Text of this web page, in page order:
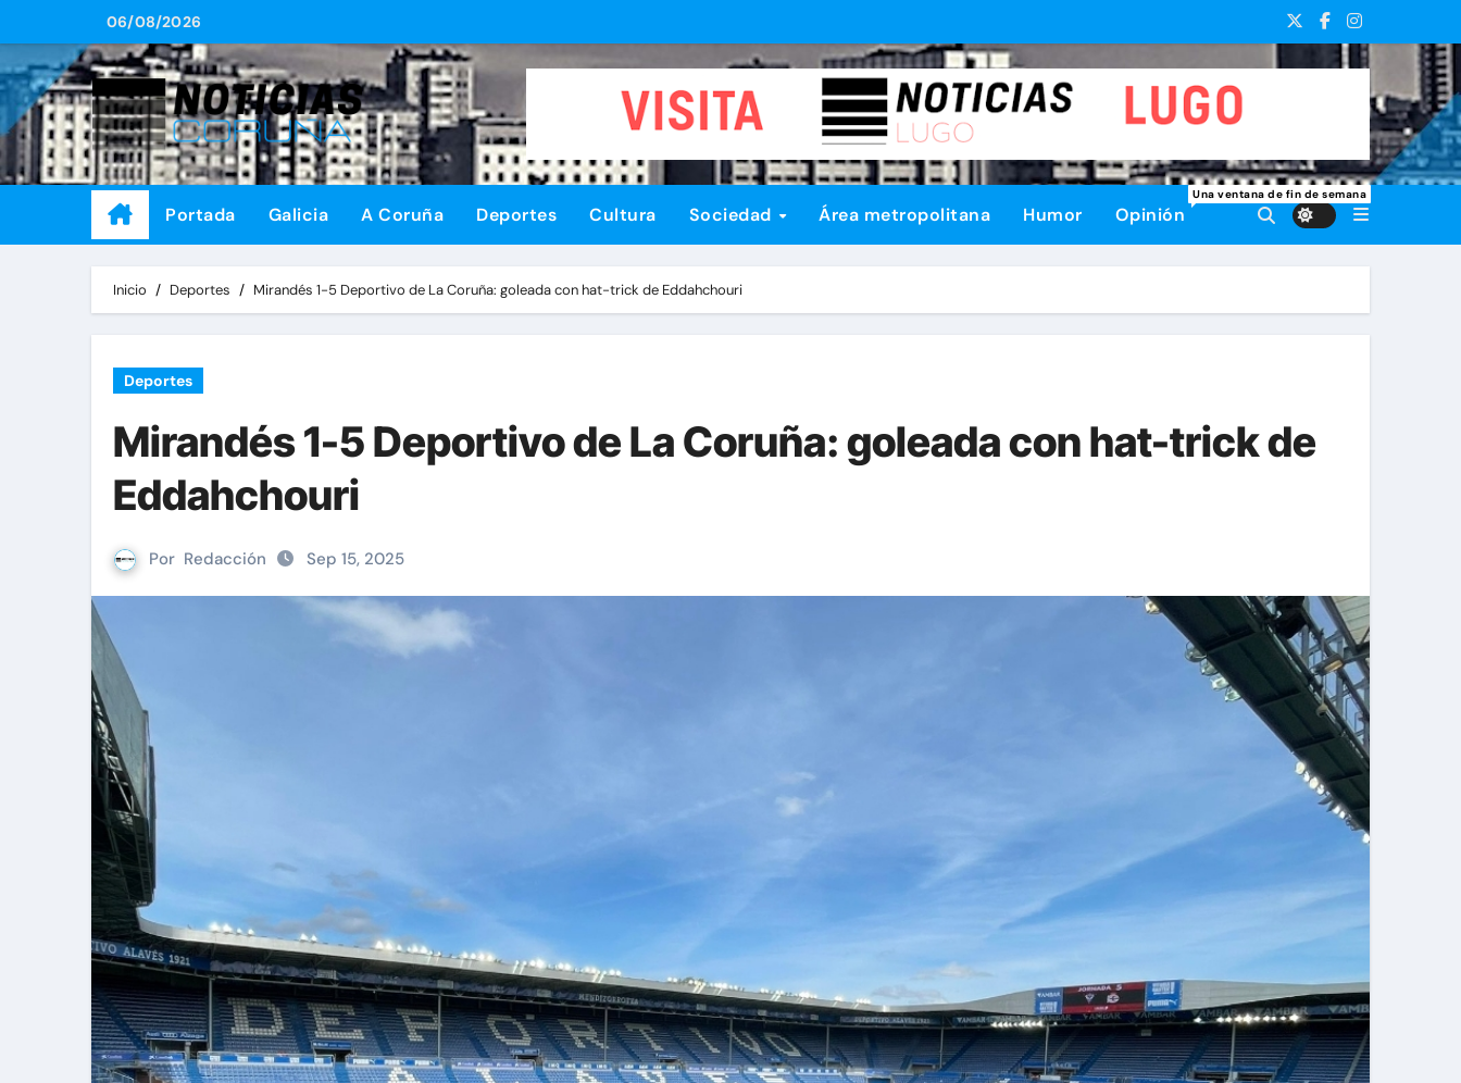
al
contenido
06/08/2026
Portada Galicia A Coruña Deportes Cultura Sociedad Área metropolitana Humor Opinión
Una ventana de fin de semana
Inicio Deportes Mirandés 1-5 Deportivo de La Coruña: goleada con hat-trick de Eddahchouri
Deportes
Mirandés 1-5 Deportivo de La Coruña: goleada con hat-trick de
Eddahchouri
Por Redacción Sep 15, 2025